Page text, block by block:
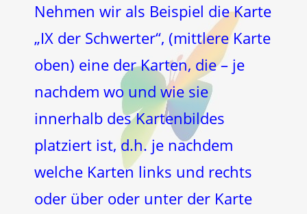
Nehmen wir als Beispiel die Karte
„IX der Schwerter“, (mittlere Karte
oben) eine der Karten, die – je
nachdem wo und wie sie
innerhalb des Kartenbildes
platziert ist, d.h. je nachdem
welche Karten links und rechts
oder über oder unter der Karte